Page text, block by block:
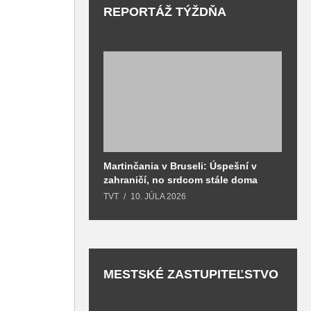
REPORTÁŽ TÝŽDŇA
Martinčania v Bruseli: Úspešní v
zahraničí, no srdcom stále doma
TVT 10. JÚLA 2026
MESTSKÉ ZASTUPITEĽSTVO